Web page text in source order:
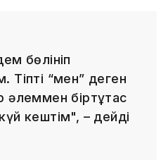
бөлініп
Тіпті “мен” деген
әлеммен біртұтас
кештім", – дейді